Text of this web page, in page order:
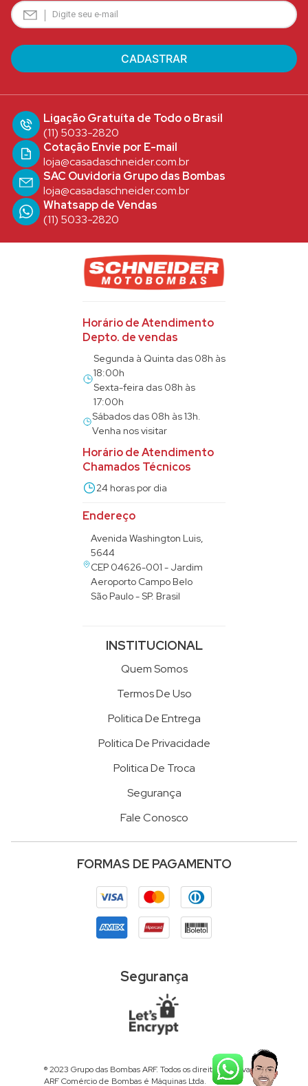
Ligação Gratuíta de Todo o Brasil
(11) 5033-2820
Cotação Envie por E-mail
loja@casadaschneider.com.br
SAC Ouvidoria Grupo das Bombas
loja@casadaschneider.com.br
Whatsapp de Vendas
(11) 5033-2820
Horário de Atendimento
Depto. de vendas
Segunda à Quinta das 08h às
18:00h
Sexta-feira das 08h às
17:00h
Sábados das 08h às 13h.
Venha nos visitar
Horário de Atendimento
Chamados Técnicos
24 horas por dia
Endereço
Avenida Washington Luis,
5644
CEP 04626-001 - Jardim
Aeroporto Campo Belo
São Paulo - SP. Brasil
INSTITUCIONAL
Quem Somos
Termos De Uso
Politica De Entrega
Politica De Privacidade
Politica De Troca
Segurança
Fale Conosco
FORMAS DE PAGAMENTO
Segurança
® 2023 Grupo das Bombas ARF. Todos os direitos reservados.
ARF Comércio de Bombas é Máquinas Ltda.